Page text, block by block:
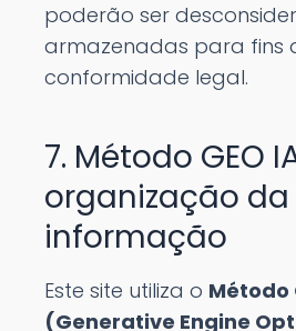
poderão ser
armazenadas para fins
conformidade legal.
7. Método GEO
organização da
informação
Este site utiliza o Método
(Generative Engine